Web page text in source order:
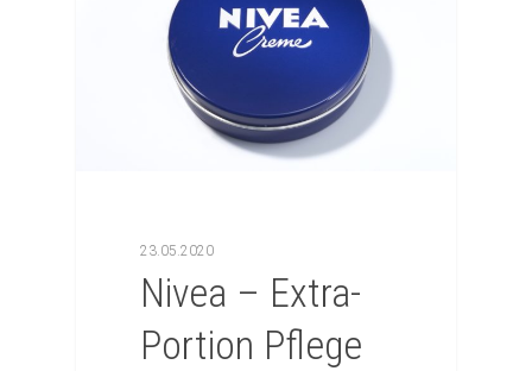
23.05.2020
Nivea – Extra-
Portion Pflege